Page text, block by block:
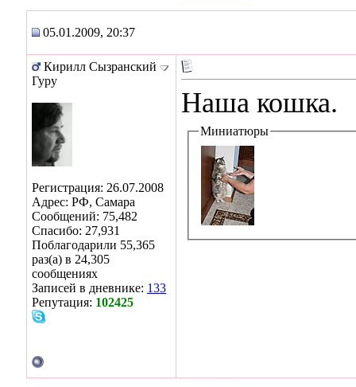
05.01.2009, 20:37
Кирилл Сызранский
Гуру
Регистрация: 26.07.2008
Адрес: РФ, Самара
Сообщений: 75,482
Спасибо: 27,931
Поблагодарили 55,365
раз(а) в 24,305
сообщениях
Записей в дневнике: 133
Репутация: 102425
Наша кошка.
Миниатюры